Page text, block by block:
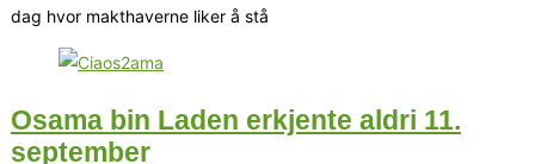
dag hvor makthaverne liker å stå
Osama bin Laden erkjente aldri 11.
september